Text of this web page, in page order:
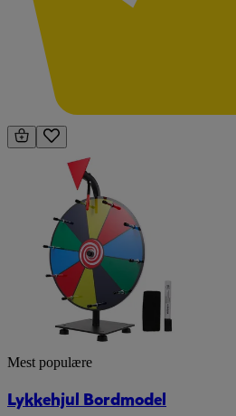
Mest populære
Lykkehjul Bordmodel